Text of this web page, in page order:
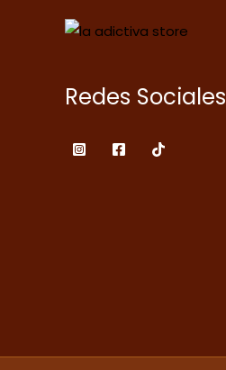
Redes Sociales